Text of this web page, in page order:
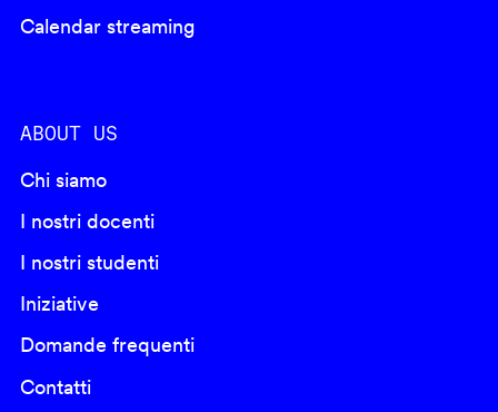
Calendar streaming
ABOUT US
Chi siamo
I nostri docenti
I nostri studenti
Iniziative
Domande frequenti
Contatti